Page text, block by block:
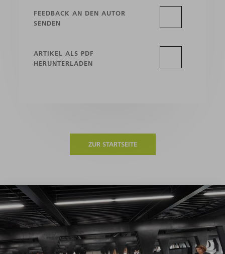
FEEDBACK AN DEN AUTOR
SENDEN
ARTIKEL ALS PDF
HERUNTERLADEN
ZUR STARTSEITE